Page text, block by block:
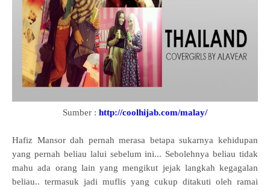
Sumber : http://coolhijab.com/malay/
Hafiz Mansor dah pernah merasa betapa sukarnya kehidupan
yang pernah beliau lalui sebelum ini... Sebolehnya beliau tidak
mahu ada orang lain yang mengikut jejak langkah kegagalan
beliau.. termasuk jadi muflis yang cukup ditakuti oleh ramai